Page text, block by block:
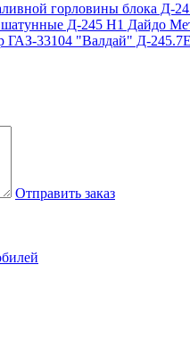
горловины блока Д-
Д-245 Н1 Дайдо
ГАЗ-33104 "Валдай" Д-
Отправить заказ